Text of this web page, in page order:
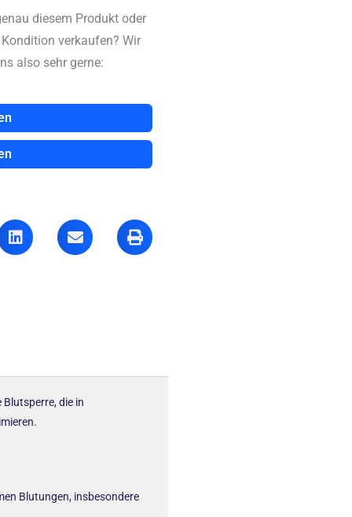
diesem Produkt oder
verkaufen? Wir
also sehr gerne:
die in
Blutungen, insbesondere